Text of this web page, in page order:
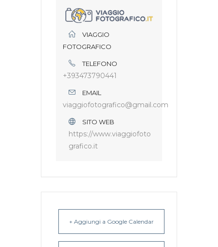
VIAGGIO
FOTOGRAFICO
TELEFONO
+393473790441
EMAIL
viaggiofotografico@gmail.com
SITO WEB
https://www.viaggiofoto
grafico.it
+ Aggiungi a Google Calendar